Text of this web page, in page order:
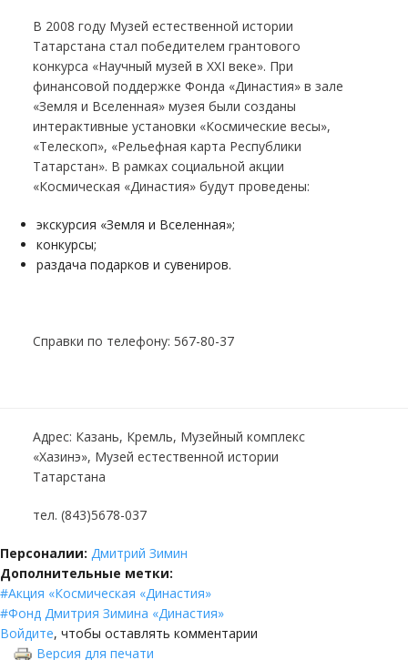
В 2008 году Музей естественной истории
Татарстана стал победителем грантового
конкурса «Научный музей в ХХI веке». При
финансовой поддержке Фонда «Династия» в зале
«Земля и Вселенная» музея были созданы
интерактивные установки «Космические весы»,
«Телескоп», «Рельефная карта Республики
Татарстан». В рамках социальной акции
«Космическая «Династия» будут проведены:
экскурсия «Земля и Вселенная»;
конкурсы;
раздача подарков и сувениров.
Справки по телефону: 567-80-37
Адрес: Казань, Кремль, Музейный комплекс
«Хазинэ», Музей естественной истории
Татарстана
тел. (843)5678-037
Персоналии: Дмитрий Зимин
Дополнительные метки:
Акция «Космическая «Династия»
Фонд Дмитрия Зимина «Династия»
Войдите, чтобы оставлять комментарии
Версия для печати